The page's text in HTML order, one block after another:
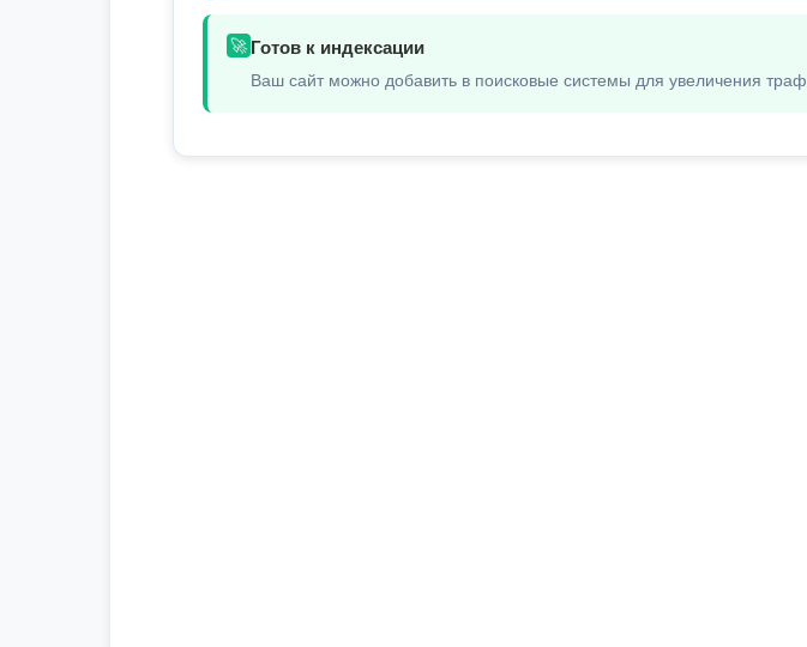
🚀 Готов к индексации
Ваш сайт можно добавить в поисковые системы для увеличения